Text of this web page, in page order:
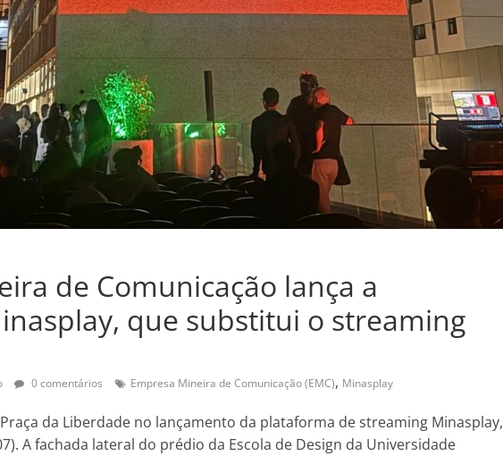
de Comunicação lança a
que substitui o streaming
0 comentários Empresa Mineira de Comunicação (EMC), Minasplay
da Liberdade no lançamento da plataforma de streaming Minasplay,
A fachada lateral do prédio da Escola de Design da Universidade